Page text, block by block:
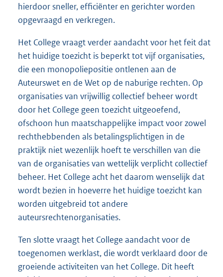
hierdoor sneller, efficiënter en gerichter worden
opgevraagd en verkregen.
Het College vraagt verder aandacht voor het feit dat
het huidige toezicht is beperkt tot vijf organisaties,
die een monopoliepositie ontlenen aan de
Auteurswet en de Wet op de naburige rechten. Op
organisaties van vrijwillig collectief beheer wordt
door het College geen toezicht uitgeoefend,
ofschoon hun maatschappelijke impact voor zowel
rechthebbenden als betalingsplichtigen in de
praktijk niet wezenlijk hoeft te verschillen van die
van de organisaties van wettelijk verplicht collectief
beheer. Het College acht het daarom wenselijk dat
wordt bezien in hoeverre het huidige toezicht kan
worden uitgebreid tot andere
auteursrechtenorganisaties.
Ten slotte vraagt het College aandacht voor de
toegenomen werklast, die wordt verklaard door de
groeiende activiteiten van het College. Dit heeft